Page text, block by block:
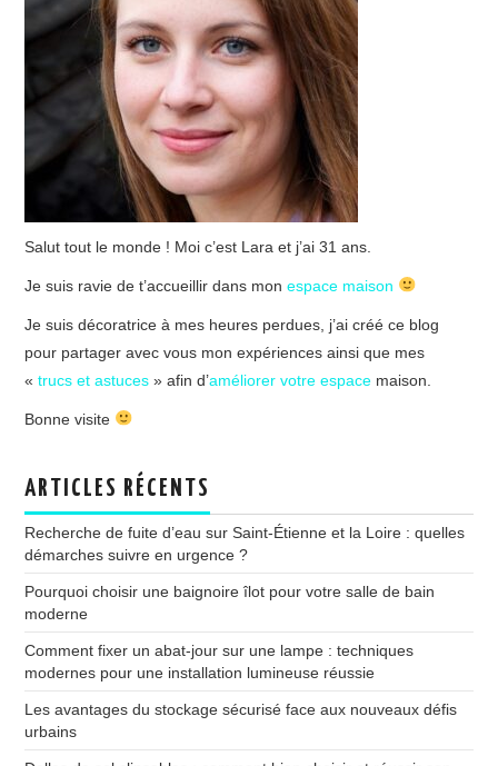
Salut tout le monde ! Moi c’est Lara et j’ai 31 ans.
Je suis ravie de t’accueillir dans monespace maison
Je suis décoratrice à mes heures perdues, j’ai créé ce blog
pour partager avec vous mon expériences ainsi que mes
«trucs et astuces » afin d’améliorer votre espace maison.
Bonne visite
ARTICLES RÉCENTS
Recherche de fuite d’eau sur Saint-Étienne et la Loire : quelles
démarches suivre en urgence ?
Pourquoi choisir une baignoire îlot pour votre salle de bain
moderne
Comment fixer un abat-jour sur une lampe : techniques
modernes pour une installation lumineuse réussie
Les avantages du stockage sécurisé face aux nouveaux défis
urbains